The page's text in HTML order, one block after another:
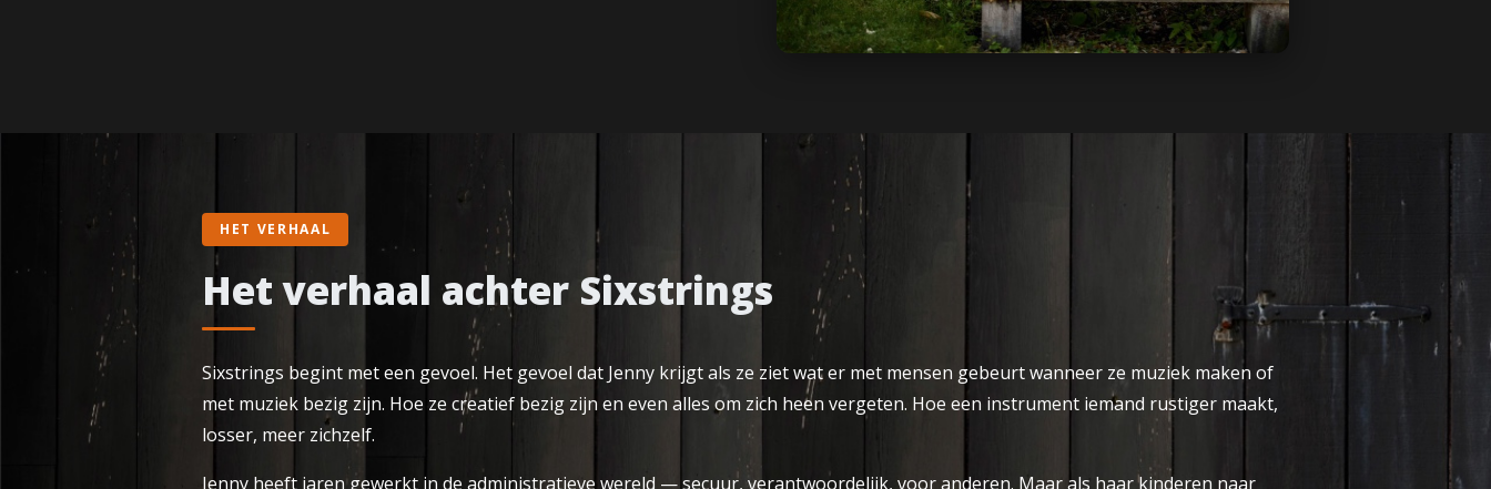
HET VERHAAL
Het verhaal achter Sixstrings
Sixstrings begint met een gevoel. Het gevoel dat Jenny krijgt als ze ziet wat er met mensen gebeurt wanneer ze muziek maken of
met muziek bezig zijn. Hoe ze creatief bezig zijn en even alles om zich heen vergeten. Hoe een instrument iemand rustiger maakt,
losser, meer zichzelf.
Jenny heeft jaren gewerkt in de administratieve wereld — secuur, verantwoordelijk, voor anderen. Maar als haar kinderen naar